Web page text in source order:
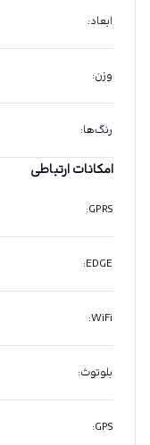
ابعاد:
وزن:
رنگ‌ها:
امکانات ارتباطی
GPRS
:
EDGE
:
WiFi
:
بلوتوث:
GPS
: